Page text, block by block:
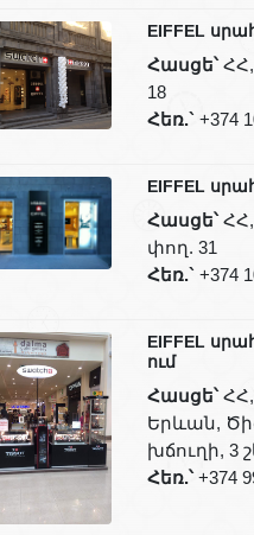
EIFFEL
Հասցե՝ՀՀ,
18
Հեռ.` +374
EIFFEL
Հասցե՝ՀՀ,
փող. 31
Հեռ.` +374
EIFFEL
ում
Հասցե՝ՀՀ,
Երևան,
խճուղի, 3
Հեռ.՝+374